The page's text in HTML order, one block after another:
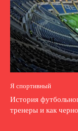
Я спортивный
История
тренеры и как